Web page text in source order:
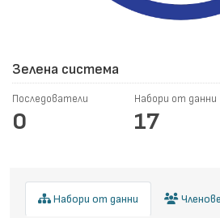
Зелена система
Последователи
0
Набори от данни
17
Набори от данни Членове